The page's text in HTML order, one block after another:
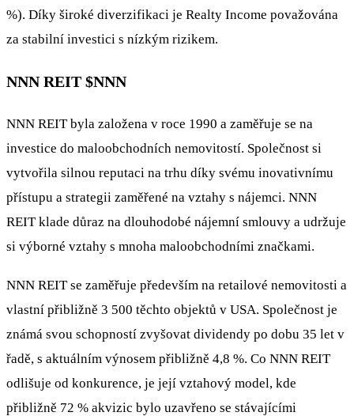
%). Díky široké diverzifikaci je Realty Income považována
za stabilní investici s nízkým rizikem.
NNN REIT $NNN
NNN REIT byla založena v roce 1990 a zaměřuje se na
investice do maloobchodních nemovitostí. Společnost si
vytvořila silnou reputaci na trhu díky svému inovativnímu
přístupu a strategii zaměřené na vztahy s nájemci. NNN
REIT klade důraz na dlouhodobé nájemní smlouvy a udržuje
si výborné vztahy s mnoha maloobchodními značkami.
NNN REIT se zaměřuje především na retailové nemovitosti a
vlastní přibližně 3 500 těchto objektů v USA. Společnost je
známá svou schopností zvyšovat dividendy po dobu 35 let v
řadě, s aktuálním výnosem přibližně 4,8 %. Co NNN REIT
odlišuje od konkurence, je její vztahový model, kde
přibližně 72 % akvizic bylo uzavřeno se stávajícími